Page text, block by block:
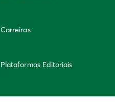
Carreiras
Plataformas Editoriais
Integridade